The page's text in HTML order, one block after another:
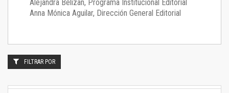
Alejandra Belizan, Programa Institucional Editorial
Anna Mónica Aguilar, Dirección General Editorial
FILTRAR POR